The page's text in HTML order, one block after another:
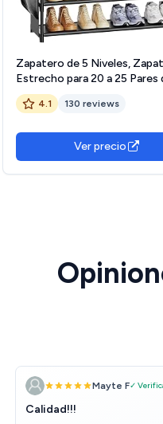
Zapatero de 5 Niveles,
Estrecho para 20 a 25 Pares
Zapatos, Zapatero Armario,
Rack con Ganchos y Bolsas
Entrada, Pasillo, Salón
4.1 130 reviews
Ver precio
Mayte F✓
Calidad!!!